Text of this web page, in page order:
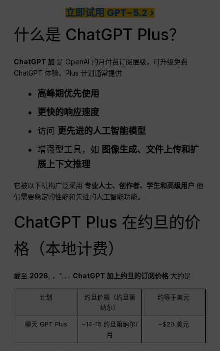
立即试用 GPT-5.2 >
什么是 ChatGPT Plus？
ChatGPT 加 是 OpenAI 的月付费订阅层级，可升级免费
ChatGPT 体验。Plus 计划通常提供
高峰期优先使用
更快的响应速度
访问 更先进的人工智能模型
增强型工具，如 图像生成、文件上传和扩
展上下文推理
它被以下机构广泛采用 专业人士、创作者、学生和高级用户 他
们需要稳定的性能和先进的人工智能功能。.
ChatGPT Plus 在约旦的价
格（本地计费）
截至 2026 , ，"...... ChatGPT 加上约旦的订阅价格 大约是
计划
约旦价格（约旦第
纳尔）
约等于美元
聊天 GPT Plus
~14-15 约旦第纳尔/
月
~$20 美元